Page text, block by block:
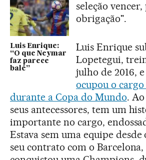
Luis Enrique:
“O que Neymar
faz parece
balé”
seleção vencer,
obrigação".
Luis Enrique
Lopetegui,
julho de 2016, e
ocupou o
durante a Copa do Mundo.
seus antecessores, tem um
importante no cargo,
Estava sem uma equipe
seu contrato com o